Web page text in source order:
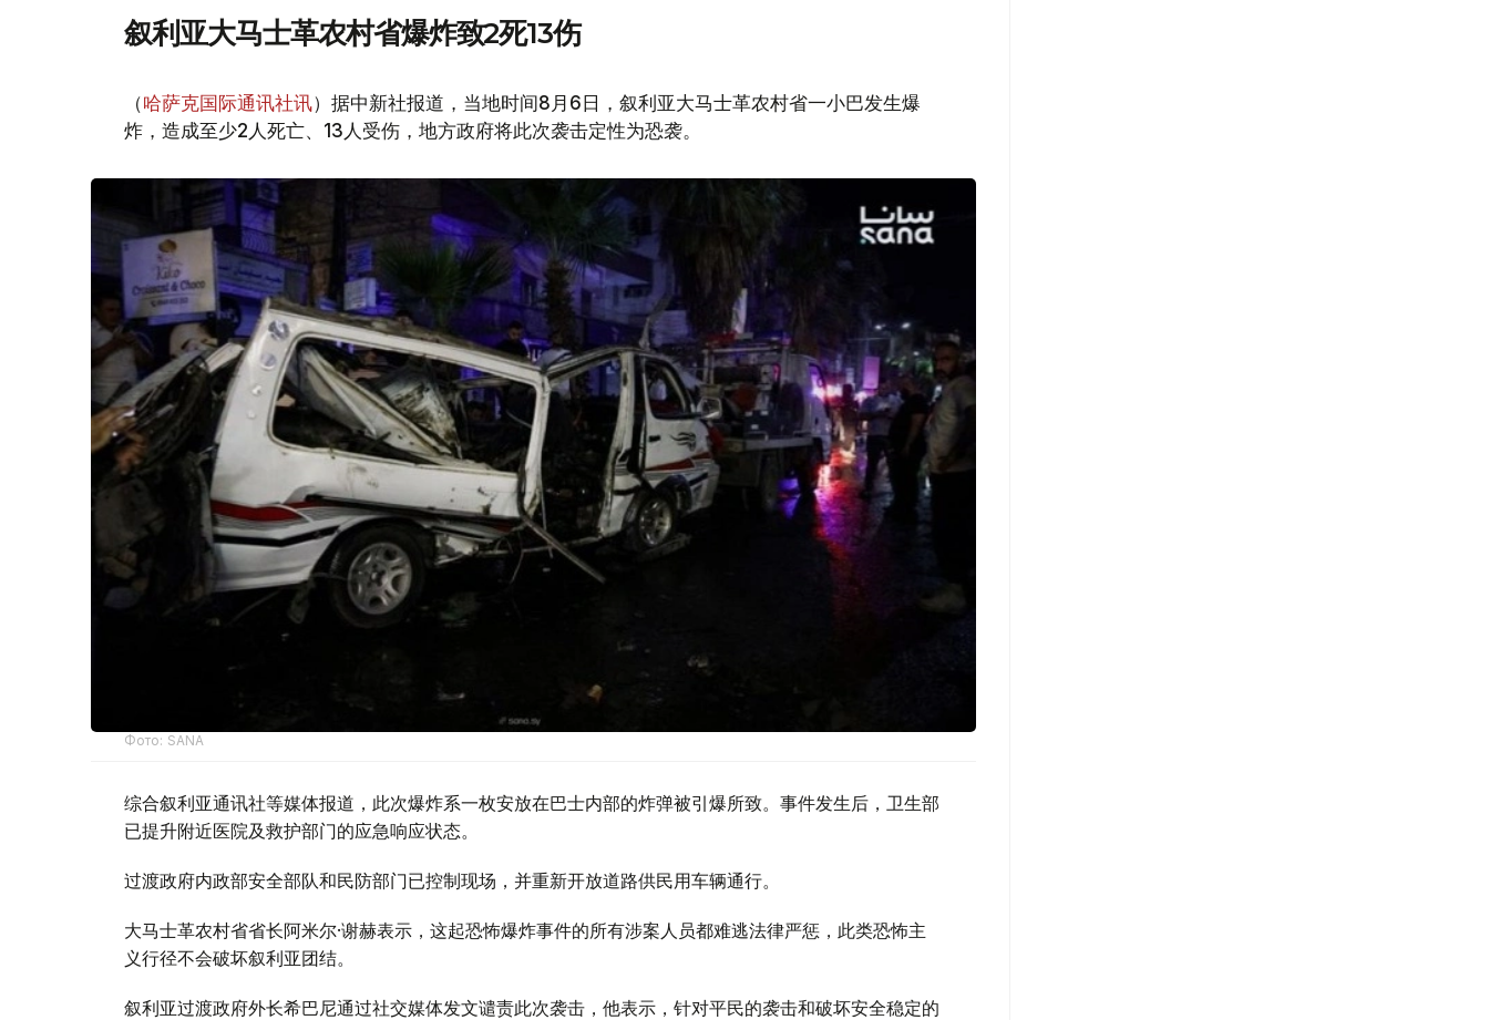
叙利亚大马士革农村省爆炸致2死13伤
（哈萨克国际通讯社讯）据中新社报道，当地时间8月6日，叙利亚大马士革农村省一小巴发生爆
炸，造成至少2人死亡、13人受伤，地方政府将此次袭击定性为恐袭。
Фото: SANA
综合叙利亚通讯社等媒体报道，此次爆炸系一枚安放在巴士内部的炸弹被引爆所致。事件发生后，卫生部
已提升附近医院及救护部门的应急响应状态。
过渡政府内政部安全部队和民防部门已控制现场，并重新开放道路供民用车辆通行。
大马士革农村省省长阿米尔·谢赫表示，这起恐怖爆炸事件的所有涉案人员都难逃法律严惩，此类恐怖主
义行径不会破坏叙利亚团结。
叙利亚过渡政府外长希巴尼通过社交媒体发文谴责此次袭击，他表示，针对平民的袭击和破坏安全稳定的